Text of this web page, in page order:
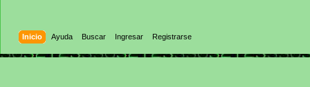
Inicio Ayuda Buscar Ingresar Registrarse